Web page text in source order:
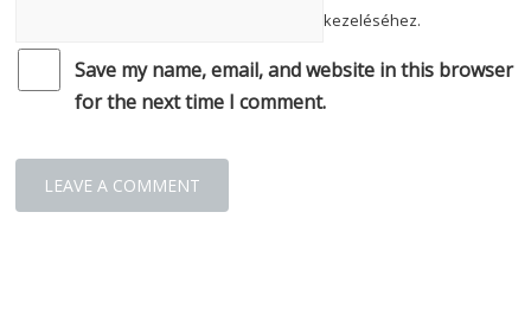
Save my name, email, and website in this browser
for the next time I comment.
kezeléséhez.